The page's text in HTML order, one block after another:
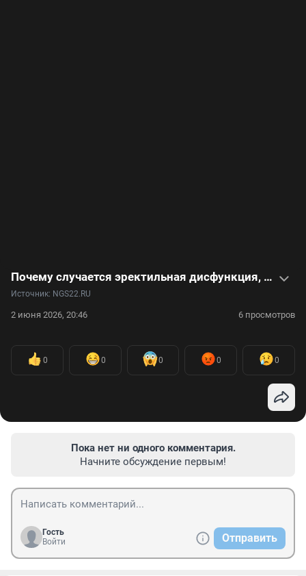
Почему случается эректильная дисфункция, как можно увеличить половой член — ответы уролога в видео
Источник: NGS22.RU
2 июня 2026, 20:46 6 просмотров
0 0 0 0 0
Пока нет ни одного комментария.
Начните обсуждение первым!
Гость
Войти
Отправить